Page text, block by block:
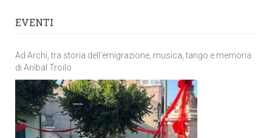
EVENTI
Ad Archi, tra storia dell’emigrazione, musica, tango e memoria
di Anìbal Troilo